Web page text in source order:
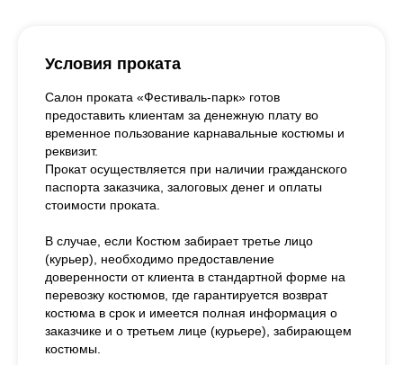
Условия проката
Салон проката «Фестиваль-парк» готов
предоставить клиентам за денежную плату во
временное пользование карнавальные костюмы и
реквизит.
Прокат осуществляется при наличии гражданского
паспорта заказчика, залоговых денег и оплаты
стоимости проката.
В случае, если Костюм забирает третье лицо
(курьер), необходимо предоставление
доверенности от клиента в стандартной форме на
перевозку костюмов, где гарантируется возврат
костюма в срок и имеется полная информация о
заказчике и о третьем лице (курьере), забирающем
костюмы.